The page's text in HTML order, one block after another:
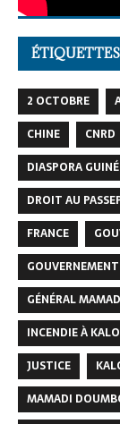
ÉTIQUETTES
2 OCTOBRE
CHINE
CNRD
DIASPORA
DROIT AU
FRANCE
GOUVERNEMENT
GÉNÉRAL
INCENDIE À
JUSTICE
MAMADI